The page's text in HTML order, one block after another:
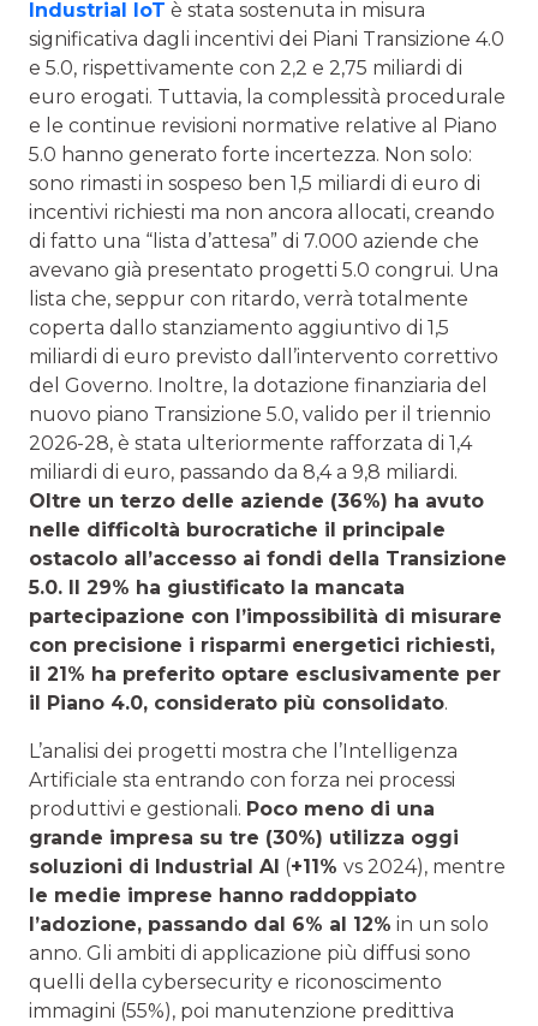
Industrial IoT è stata sostenuta in misura
significativa dagli incentivi dei Piani Transizione 4.0
e 5.0, rispettivamente con 2,2 e 2,75 miliardi di
euro erogati. Tuttavia, la complessità procedurale
e le continue revisioni normative relative al Piano
5.0 hanno generato forte incertezza. Non solo:
sono rimasti in sospeso ben 1,5 miliardi di euro di
incentivi richiesti ma non ancora allocati, creando
di fatto una “lista d’attesa” di 7.000 aziende che
avevano già presentato progetti 5.0 congrui. Una
lista che, seppur con ritardo, verrà totalmente
coperta dallo stanziamento aggiuntivo di 1,5
miliardi di euro previsto dall’intervento correttivo
del Governo. Inoltre, la dotazione finanziaria del
nuovo piano Transizione 5.0, valido per il triennio
2026-28, è stata ulteriormente rafforzata di 1,4
miliardi di euro, passando da 8,4 a 9,8 miliardi.
Oltre un terzo delle aziende (36%) ha avuto
nelle difficoltà burocratiche il principale
ostacolo all’accesso ai fondi della Transizione
5.0. Il 29% ha giustificato la mancata
partecipazione con l’impossibilità di misurare
con precisione i risparmi energetici richiesti,
il 21% ha preferito optare esclusivamente per
il Piano 4.0, considerato più consolidato.
L’analisi dei progetti mostra che l’Intelligenza
Artificiale sta entrando con forza nei processi
produttivi e gestionali. Poco meno di una
grande impresa su tre (30%) utilizza oggi
soluzioni di Industrial AI (+11% vs 2024), mentre
le medie imprese hanno raddoppiato
l’adozione, passando dal 6% al 12% in un solo
anno. Gli ambiti di applicazione più diffusi sono
quelli della cybersecurity e riconoscimento
immagini (55%), poi manutenzione predittiva